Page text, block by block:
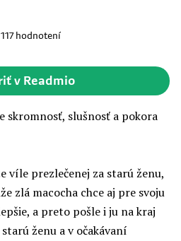
117hodnotení
v Readmio
skromnosť, slušnosť a pokora
víle prezlečenej za starú ženu,
zlá macocha chce aj pre svoju
a preto pošle i ju na kraj
ženu a v očakávaní